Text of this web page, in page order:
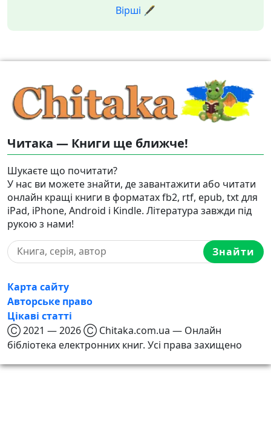
Вірші 🖋️
Читака — Книги ще ближче!
Шукаєте що почитати?
У нас ви можете знайти, де завантажити або читати
онлайн кращі книги в форматах fb2, rtf, epub, txt для
iPad, iPhone, Android і Kindle. Література завжди під
рукою з нами!
Знайти
Карта сайту
Авторське право
Цікаві статті
Ⓒ 2021 — 2026 Ⓒ Chitaka.com.ua — Онлайн
бібліотека електронних книг. Усі права захищено